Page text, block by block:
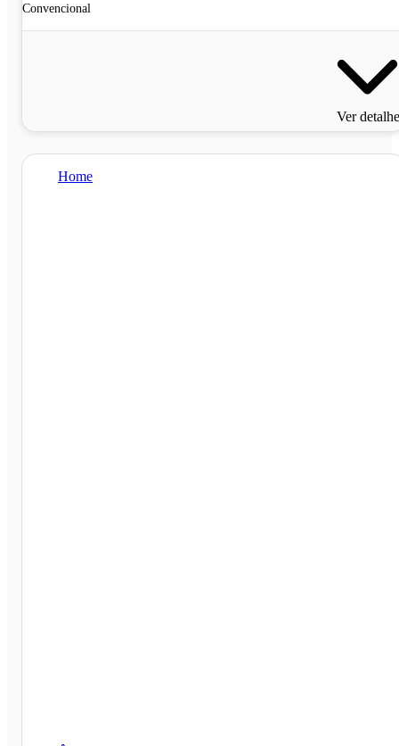
Convencional
Ver
Home